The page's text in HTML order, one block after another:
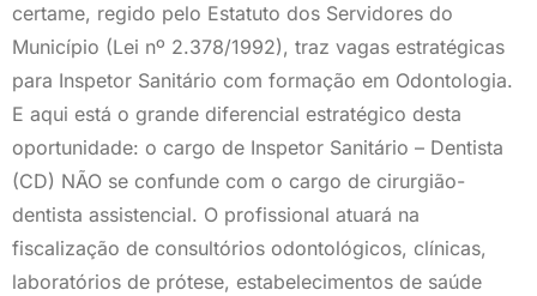
certame, regido pelo Estatuto dos Servidores do
Município (Lei nº 2.378/1992), traz vagas estratégicas
para Inspetor Sanitário com formação em Odontologia.
E aqui está o grande diferencial estratégico desta
oportunidade: o cargo de Inspetor Sanitário – Dentista
(CD) NÃO se confunde com o cargo de cirurgião-
dentista assistencial. O profissional atuará na
fiscalização de consultórios odontológicos, clínicas,
laboratórios de prótese, estabelecimentos de saúde